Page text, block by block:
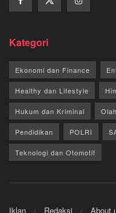
Kategori
Ekonomi dan Finance
Healthy dan Lifestyle
Hukum dan Kriminal
Pendidikan POLRI
Teknologi dan Otomotif
Iklan Redaksi About